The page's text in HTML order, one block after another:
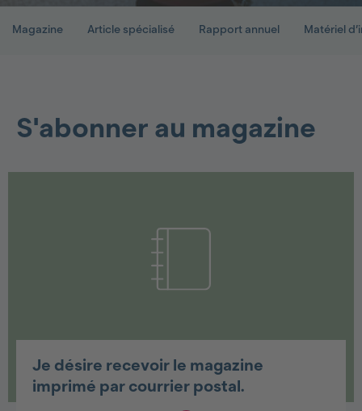
Magazine Article spécialisé Rapport annuel Matériel
S'abonner au magazine
Je désire recevoir le magazine
imprimé par courrier postal.